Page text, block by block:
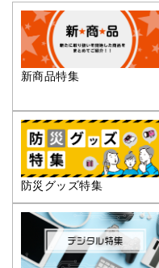
新商品特集
防災グッズ特集